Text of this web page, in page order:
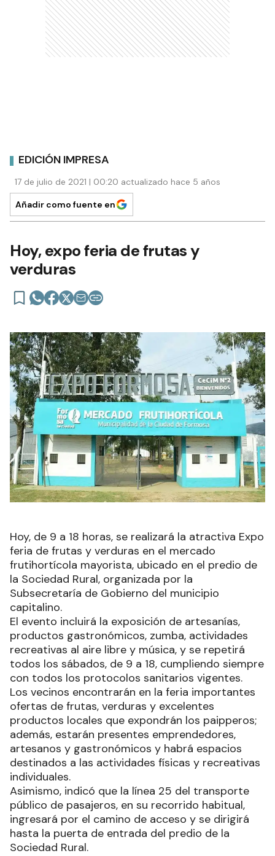
EDICIÓN IMPRESA
17 de julio de 2021 | 00:20 actualizado hace 5 años
Añadir como fuente en
Hoy, expo feria de frutas y
verduras
Hoy, de 9 a 18 horas, se realizará la atractiva Expo
feria de frutas y verduras en el mercado
frutihortícola mayorista, ubicado en el predio de
la Sociedad Rural, organizada por la
Subsecretaría de Gobierno del municipio
capitalino.
El evento incluirá la exposición de artesanías,
productos gastronómicos, zumba, actividades
recreativas al aire libre y música, y se repetirá
todos los sábados, de 9 a 18, cumpliendo siempre
con todos los protocolos sanitarios vigentes.
Los vecinos encontrarán en la feria importantes
ofertas de frutas, verduras y excelentes
productos locales que expondrán los paipperos;
además, estarán presentes emprendedores,
artesanos y gastronómicos y habrá espacios
destinados a las actividades físicas y recreativas
individuales.
Asimismo, indicó que la línea 25 del transporte
público de pasajeros, en su recorrido habitual,
ingresará por el camino de acceso y se dirigirá
hasta la puerta de entrada del predio de la
Sociedad Rural.